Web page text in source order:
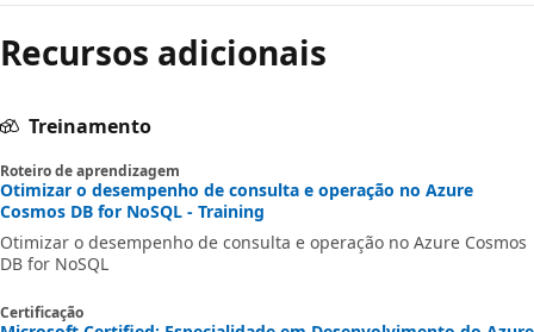
Recursos adicionais
Treinamento
Roteiro de aprendizagem
Otimizar o desempenho de consulta e operação no Azure
Cosmos DB for NoSQL - Training
Otimizar o desempenho de consulta e operação no Azure Cosmos
DB for NoSQL
Certificação